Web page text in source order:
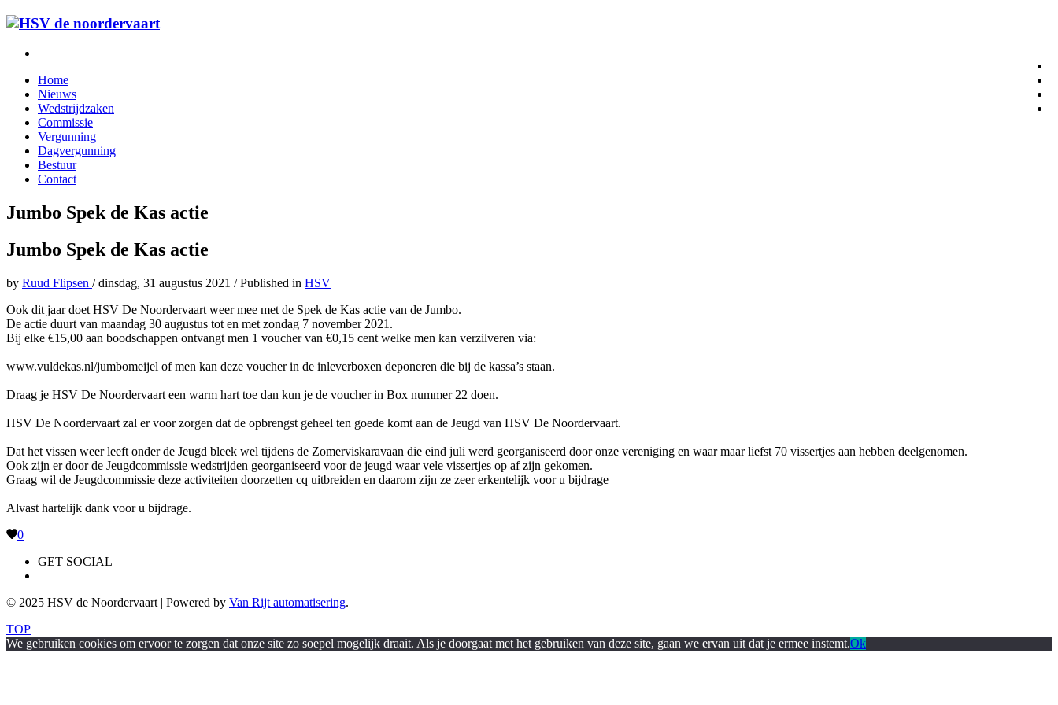
Home
Nieuws
Wedstrijdzaken
Commissie
Vergunning
Dagvergunning
Bestuur
Contact
Jumbo Spek de Kas actie
Jumbo Spek de Kas actie
by Ruud Flipsen /dinsdag, 31 augustus 2021 /Published in HSV
Ook dit jaar doet HSV De Noordervaart weer mee met de Spek de Kas actie van de Jumbo.
De actie duurt van maandag 30 augustus tot en met zondag 7 november 2021.
Bij elke €15,00 aan boodschappen ontvangt men 1 voucher van €0,15 cent welke men kan verzilveren via:
www.vuldekas.nl/jumbomeijel of men kan deze voucher in de inleverboxen deponeren die bij de kassa’s staan.
Draag je HSV De Noordervaart een warm hart toe dan kun je de voucher in Box nummer 22 doen.
HSV De Noordervaart zal er voor zorgen dat de opbrengst geheel ten goede komt aan de Jeugd van HSV De Noordervaart.
Dat het vissen weer leeft onder de Jeugd bleek wel tijdens de Zomerviskaravaan die eind juli werd georganiseerd door onze vereniging en waar maar liefst 70 vissertjes aan hebben deelgenomen.
Ook zijn er door de Jeugdcommissie wedstrijden georganiseerd voor de jeugd waar vele vissertjes op af zijn gekomen.
Graag wil de Jeugdcommissie deze activiteiten doorzetten cq uitbreiden en daarom zijn ze zeer erkentelijk voor u bijdrage
Alvast hartelijk dank voor u bijdrage.
0
GET SOCIAL
© 2025 HSV de Noordervaart | Powered by Van Rijt automatisering.
TOP
We gebruiken cookies om ervoor te zorgen dat onze site zo soepel mogelijk draait. Als je doorgaat met het gebruiken van deze site, gaan we ervan uit dat je ermee instemt.Ok